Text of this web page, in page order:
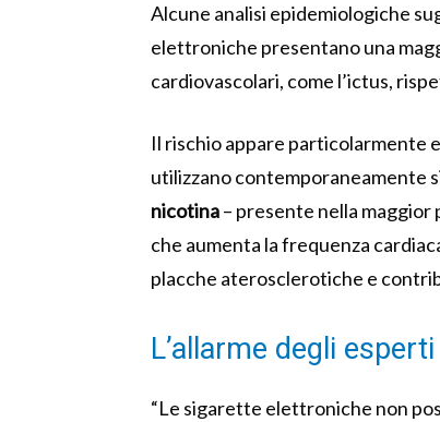
Alcune analisi epidemiologiche
elettroniche presentano una
cardiovascolari, come l’ictus,
Il rischio appare particolarmente
utilizzano contemporaneamente
nicotina– presente nella
che aumenta la frequenza
placche aterosclerotiche e
L’allarme degli esperti
“Le sigarette elettroniche non